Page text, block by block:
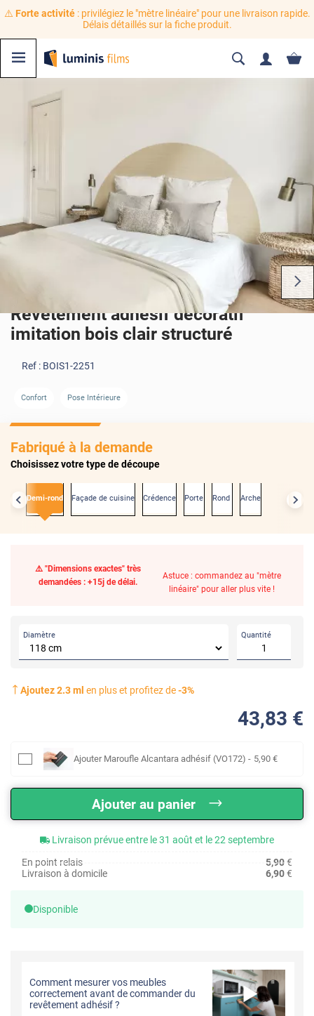
⚠️ Forte activité: privilégiez le "mètre linéaire" pour une livraison rapide.
Délais détaillés sur la fiche produit.
Revêtement adhésif décoratif
imitation bois clair structuré
Ref : BOIS1-2251
Confort Pose Intérieure
Fabriqué à la demande
Choisissez votre type de découpe
Demi-rond Façade de cuisine Crédence Porte Rond Arche
⚠️ "Dimensions exactes" très
demandées : +15j de délai.
Astuce : commandez au "mètre
linéaire" pour aller plus vite !
Diamètre Quantité
Ajoutez2.3ml en plus et profitez de-3%
43,83 €
Ajouter Maroufle Alcantara adhésif (VO172) - 5,90 €
Ajouter au panier
Livraison prévue entre le 31 août et le 22 septembre
En point relais
5,90€
Livraison à domicile
6,90€
Disponible
Comment mesurer vos meubles
correctement avant de commander du
revêtement adhésif ?